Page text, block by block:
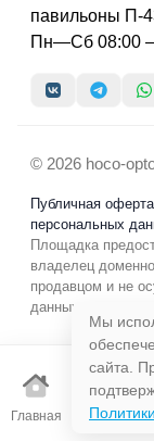
Главная
павильоны П-
Пн—Сб 08:00
© 2026 hoco-
Публичная оферта
персональных
Площадка
владелец
продавцом и не
данных в
Мы
сайта.